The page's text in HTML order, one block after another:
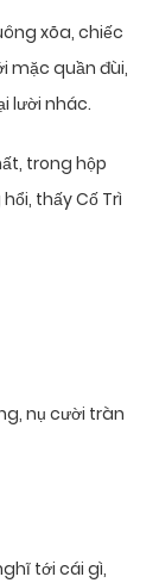
xõa, chiếc
mặc quần đùi,
lười nhác.
trong hộp
​​thấy Cố Trì
nụ cười tràn
tới cái gì,